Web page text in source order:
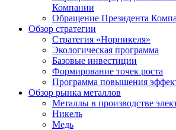
Компании
Обращение Президента
Обзор стратегии
Стратегия «Норникеля»
Экологическая программа
Базовые инвестиции
Формирование точек роста
Программа повышения
Обзор рынка металлов
Металлы в производстве
Никель
Медь